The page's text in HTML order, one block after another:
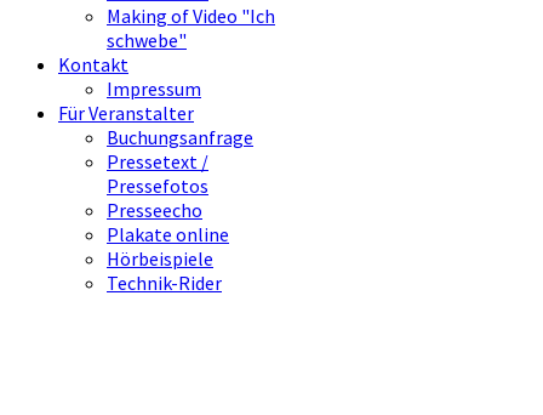
Making of Video "Ich
schwebe"
Kontakt
Impressum
Für Veranstalter
Buchungsanfrage
Pressetext /
Pressefotos
Presseecho
Plakate online
Hörbeispiele
Technik-Rider